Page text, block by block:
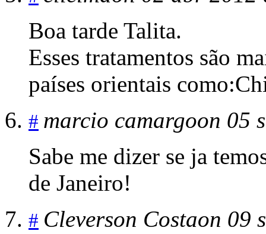
Boa tarde Talita.
Esses tratamentos são
países orientais
# marcio camargoon 05
Sabe me dizer se ja
de Janeiro!
# Cleverson Costaon 09